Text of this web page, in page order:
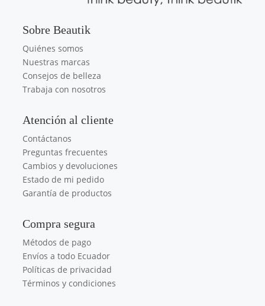
Sobre Beautik
Quiénes somos
Nuestras marcas
Consejos de belleza
Trabaja con nosotros
Atención al cliente
Contáctanos
Preguntas frecuentes
Cambios y devoluciones
Estado de mi pedido
Garantía de productos
Compra segura
Métodos de pago
Envíos a todo Ecuador
Políticas de privacidad
Términos y condiciones